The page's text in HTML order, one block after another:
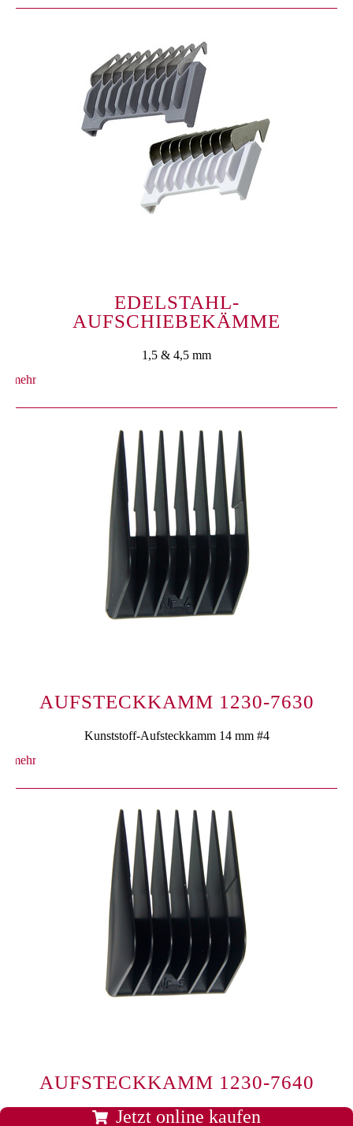
EDELSTAHL-
AUFSCHIEBEKÄMME
1,5 & 4,5 mm
mehr
AUFSTECKKAMM 1230-7630
Kunststoff-Aufsteckkamm 14 mm #4
mehr
AUFSTECKKAMM 1230-7640
Kunststoff-Aufsteckkamm 19 mm #5
Jetzt online kaufen